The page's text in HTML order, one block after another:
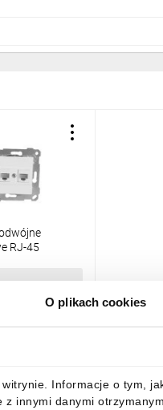
O plikach cookies
Informacje o tym,
z innymi danymi
RJ-45
brutto